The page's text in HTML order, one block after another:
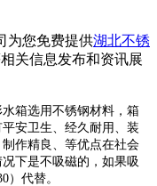
为您免费提供湖北不锈
关信息发布和资讯展
箱选用不锈钢材料，箱
安卫生、经久耐用、装
作精良、等优点在社会
下是不吸磁的，如果吸
）代替。